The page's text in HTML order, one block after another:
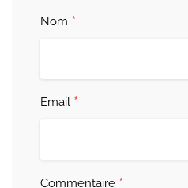
Nom *
Email *
Commentaire